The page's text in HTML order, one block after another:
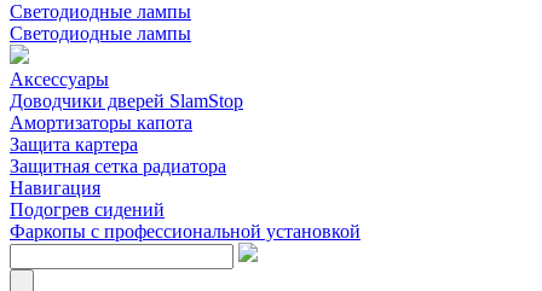
Светодиодные лампы
Светодиодные лампы
Аксессуары
Доводчики дверей SlamStop
Амортизаторы капота
Защита картера
Защитная сетка радиатора
Навигация
Подогрев сидений
Фаркопы с профессиональной установкой